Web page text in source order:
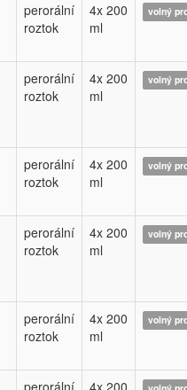
perorální
roztok
4x 200
ml
volný
perorální
roztok
4x 200
ml
volný
perorální
roztok
4x 200
ml
volný
perorální
roztok
4x 200
ml
volný
perorální
roztok
4x 200
ml
volný